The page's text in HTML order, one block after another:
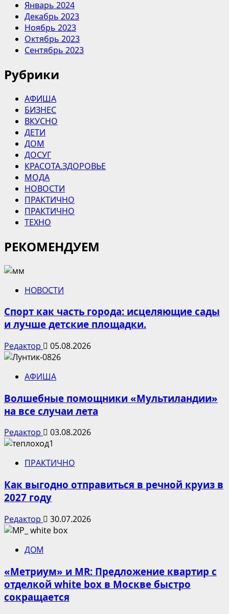
Январь 2024
Декабрь 2023
Ноябрь 2023
Октябрь 2023
Сентябрь 2023
Рубрики
АФИША
БИЗНЕС
ВКУСНО
ДЕТИ
ДОМ
ДОСУГ
КРАСОТА.ЗДОРОВЬЕ
МОДА
НОВОСТИ
ПРАКТИЧНО
ПРАКТИЧНО
ТЕХНО
РЕКОМЕНДУЕМ
НОВОСТИ
Спорт как часть города: исцеляющие сады
и лучше детские площадки.
Редактор 05.08.2026
АФИША
Волшебные помощники «Мультиландии»
на все случаи лета
Редактор 03.08.2026
ПРАКТИЧНО
Как выгодно отправиться в речной круиз в
2027 году
Редактор 30.07.2026
ДОМ
«Метриум» и MR: Предложение квартир с
отделкой white box в Москве быстро
сокращается